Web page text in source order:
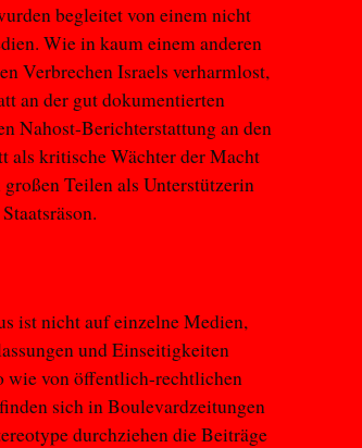
begleitet von einem nicht
Wie in kaum einem anderen
Verbrechen Israels verharmlost,
an der gut dokumentierten
Nahost-Berichterstattung an den
als kritische Wächter der Macht
Teilen als Unterstützerin
ist nicht auf einzelne Medien,
und Einseitigkeiten
wie von öffentlich-rechtlichen
sich in Boulevardzeitungen
durchziehen die Beiträge